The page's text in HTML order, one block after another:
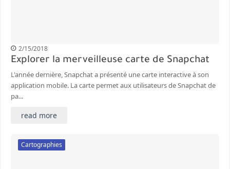
2/15/2018
Explorer la merveilleuse carte de Snapchat
L'année dernière, Snapchat a présenté une carte interactive à son
application mobile. La carte permet aux utilisateurs de Snapchat de
pa...
read more
Cartographies